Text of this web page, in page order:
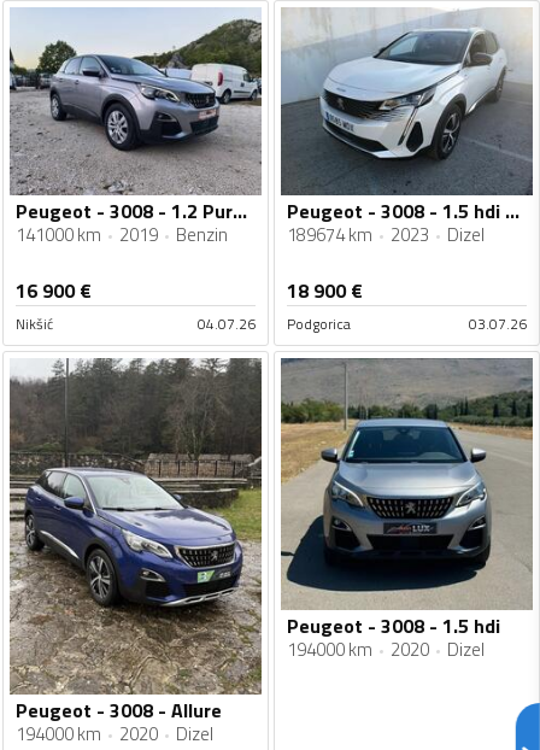
Peugeot - 3008 - 1.2 PureTech
141000 km 2019 Benzin
16 900€
Nikšić 04.07.26
Peugeot - 3008 - 1.5 hdi GT Automatik
189674 km 2023 Dizel
18 900€
Podgorica 03.07.26
Peugeot - 3008 - Allure
194000 km 2020 Dizel
Peugeot - 3008 - 1.5 hdi
194000 km 2020 Dizel